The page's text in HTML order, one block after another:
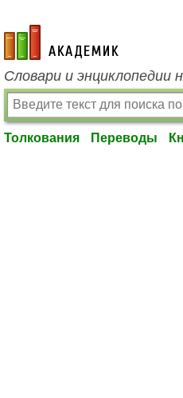
academic.ru
Словари и энциклопедии
Толкования Переводы